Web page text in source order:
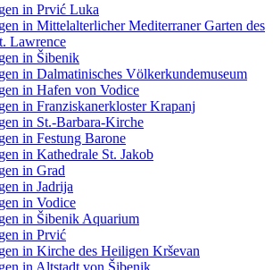
in Prvić Luka
in Mittelalterlicher Mediterraner Garten des
Lawrence
in Šibenik
in Dalmatinisches Völkerkundemuseum
in Hafen von Vodice
in Franziskanerkloster Krapanj
in St.-Barbara-Kirche
in Festung Barone
in Kathedrale St. Jakob
in Grad
in Jadrija
in Vodice
in Šibenik Aquarium
in Prvić
in Kirche des Heiligen Krševan
in Altstadt von Šibenik